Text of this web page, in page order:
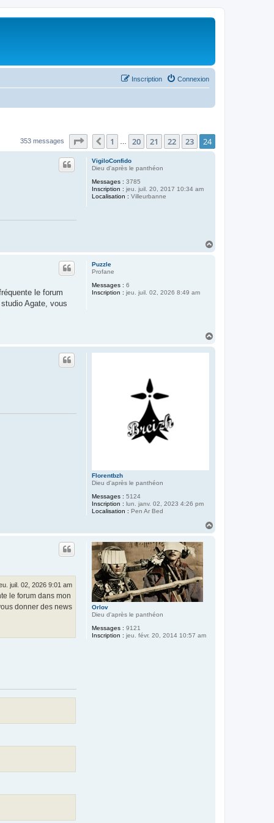
Connexion
Inscription
353 messages Page 24 24
Précédent
1 20 21 22 23 24
VigiloConfido
Dieu d'après le panthéon
Messages : 3785
Inscription : jeu. juil. 20, 2017 10:34 am
Localisation : Villeurbanne
Puzzle
Profane
Messages : 6
Inscription : jeu. juil. 02, 2026 8:49 am
le forum
Agate, vous
Florentbzh
Dieu d'après le panthéon
Messages : 5124
Inscription : lun. janv. 02, 2023 4:26 pm
Localisation : Pen Ar Bed
Orlov
Dieu d'après le panthéon
Messages : 9121
Inscription : jeu. févr. 20, 2014 10:57 am
juil. 02, 2026 9:01 am
le forum dans mon
donner des news